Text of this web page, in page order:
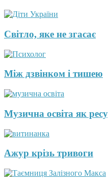
Світло, яке не згасає
Між дзвінком і тишею
Музична освіта як
Ажур крізь тривоги